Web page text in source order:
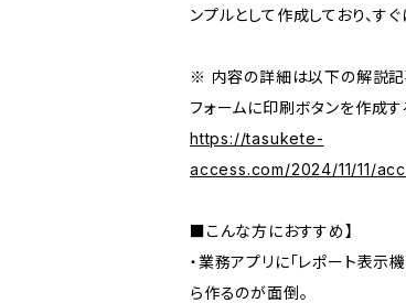
ンプルとして作成しており、す
※ 内容の詳細は以下の解説記
フォームに印刷ボタンを作成
https://tasukete-
access.com/2024/11/11/
■こんな方におすすめ】
・業務アプリに「レポート表示
ら作るのが面倒。